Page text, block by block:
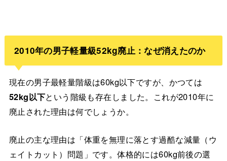
2010年の男子軽量級52kg廃止：なぜ消えたのか
現在の男子最軽量階級は60kg以下ですが、かつては
52kg以下という階級も存在しました。これが2010年に
廃止された理由は何でしょうか。
廃止の主な理由は「体重を無理に落とす過酷な減量（ウ
ェイトカット）問題」です。体格的には60kg前後の選